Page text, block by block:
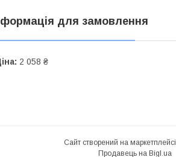
для замовлення
2 058 ₴
Сайт створений на маркетплейсі
Продавець на Bigl.ua